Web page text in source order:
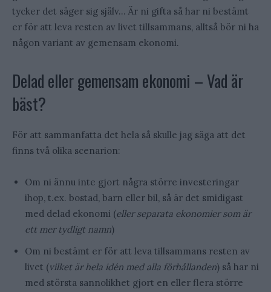
tycker det säger sig själv… Är ni gifta så har ni bestämt
er för att leva resten av livet tillsammans, alltså bör ni ha
någon variant av gemensam ekonomi.
Delad eller gemensam ekonomi – Vad är
bäst?
För att sammanfatta det hela så skulle jag säga att det
finns två olika scenarion:
Om ni ännu inte gjort några större investeringar
ihop, t.ex. bostad, barn eller bil, så är det smidigast
med delad ekonomi (eller separata ekonomier som är
ett mer tydligt namn)
Om ni bestämt er för att leva tillsammans resten av
livet (vilket är hela idén med alla förhållanden) så har ni
med största sannolikhet gjort en eller flera större